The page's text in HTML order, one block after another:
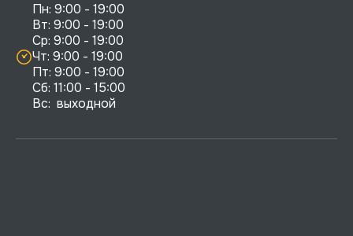
Пн: 9:00 - 19:00
Вт: 9:00 - 19:00
Ср: 9:00 - 19:00
Чт: 9:00 - 19:00
Пт: 9:00 - 19:00
Сб: 11:00 - 15:00
Вс:  выходной